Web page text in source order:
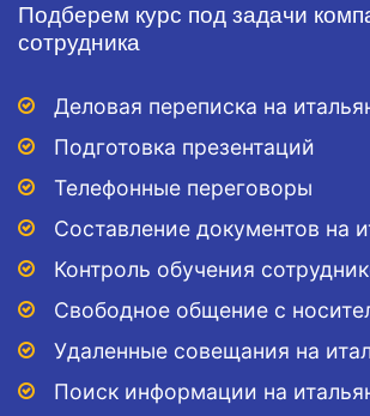
Подберем курс под задачи
сотрудника
Деловая переписка на
Подготовка презентаций
Телефонные переговоры
Составление документов на
Контроль обучения
Свободное общение с
Удаленные совещания на
Поиск информации на